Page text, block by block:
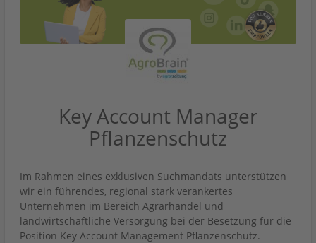
Key Account Manager
Pflanzenschutz
Im Rahmen eines exklusiven Suchmandats unterstützen
wir ein führendes, regional stark verankertes
Unternehmen im Bereich Agrarhandel und
landwirtschaftliche Versorgung bei der Besetzung für die
Position Key Account Management Pflanzenschutz.